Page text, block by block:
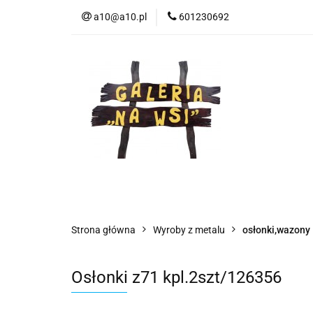
a10@a10.pl 601230692
Strona główna Wyroby z metalu osłonki,wazony
Osłonki z71 kpl.2szt/126356